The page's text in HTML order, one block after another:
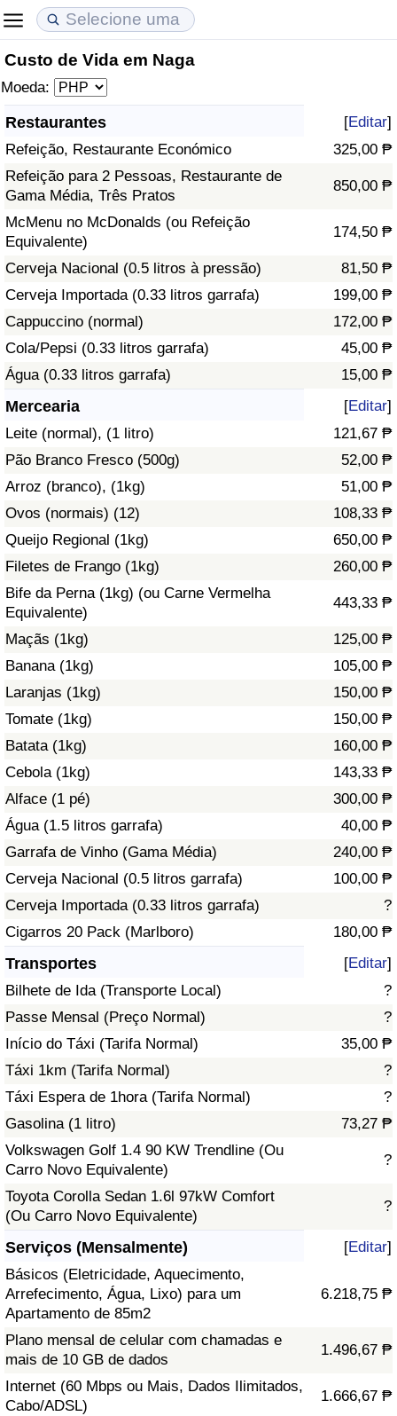
Custo de Vida em Naga
Moeda:
Restaurantes [Editar]
Refeição, Restaurante Económico
325,00 ₱
Refeição para 2 Pessoas, Restaurante de
Gama Média, Três Pratos
850,00 ₱
McMenu no McDonalds (ou Refeição
Equivalente)
174,50 ₱
Cerveja Nacional (0.5 litros à pressão)
81,50 ₱
Cerveja Importada (0.33 litros garrafa)
199,00 ₱
Cappuccino (normal)
172,00 ₱
Cola/Pepsi (0.33 litros garrafa)
45,00 ₱
Água (0.33 litros garrafa)
15,00 ₱
Mercearia [Editar]
Leite (normal), (1 litro)
121,67 ₱
Pão Branco Fresco (500g)
52,00 ₱
Arroz (branco), (1kg)
51,00 ₱
Ovos (normais) (12)
108,33 ₱
Queijo Regional (1kg)
650,00 ₱
Filetes de Frango (1kg)
260,00 ₱
Bife da Perna (1kg) (ou Carne Vermelha
Equivalente)
443,33 ₱
Maçãs (1kg)
125,00 ₱
Banana (1kg)
105,00 ₱
Laranjas (1kg)
150,00 ₱
Tomate (1kg)
150,00 ₱
Batata (1kg)
160,00 ₱
Cebola (1kg)
143,33 ₱
Alface (1 pé)
300,00 ₱
Água (1.5 litros garrafa)
40,00 ₱
Garrafa de Vinho (Gama Média)
240,00 ₱
Cerveja Nacional (0.5 litros garrafa)
100,00 ₱
Cerveja Importada (0.33 litros garrafa)
?
Cigarros 20 Pack (Marlboro)
180,00 ₱
Transportes [Editar]
Bilhete de Ida (Transporte Local)
?
Passe Mensal (Preço Normal)
?
Início do Táxi (Tarifa Normal)
35,00 ₱
Táxi 1km (Tarifa Normal)
?
Táxi Espera de 1hora (Tarifa Normal)
?
Gasolina (1 litro)
73,27 ₱
Volkswagen Golf 1.4 90 KW Trendline (Ou
Carro Novo Equivalente)
?
Toyota Corolla Sedan 1.6l 97kW Comfort
(Ou Carro Novo Equivalente)
?
Serviços (Mensalmente) [Editar]
Básicos (Eletricidade, Aquecimento,
Arrefecimento, Água, Lixo) para um
Apartamento de 85m2
6.218,75 ₱
Plano mensal de celular com chamadas e
mais de 10 GB de dados
1.496,67 ₱
Internet (60 Mbps ou Mais, Dados Ilimitados,
Cabo/ADSL)
1.666,67 ₱
Custo de Vida
Indicador de Custo de Vida
Indicador de Custo de Vida Por País
em Aqaba
Preços de Imóveis
Indicador de Preços de Imóveis
Indicador de Preços de Imóveis por País
Qualidade de Vida
Indicador de Qualidade de Vida (Atual)
Índice de qualidade de vida por país
Crime
Taxa do Indicador de Crime (Atual)
Indicador de Crime
Índice de criminalidade por país
Saúde
Indicador de Saúde (Atual)
Indicador de Saúde
Indicador de Saúde por País
Poluição
Índice de poluição
Indicador de Poluição por País
Trânsito
Indicador de Trânsito
Indicador de Trânsito (Atual)
Indicador de Trânsito por País